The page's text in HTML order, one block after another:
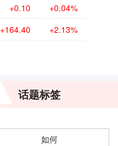
+0.10 +0.04%
+164.40 +2.13%
话题标签
如何